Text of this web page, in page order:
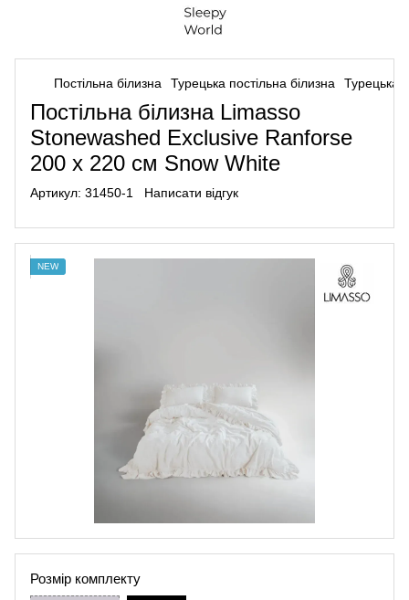
Постільна білизна Турецька постільна білизна Турецька
Постільна білизна Limasso
Stonewashed Exclusive Ranforse
200 х 220 см Snow White
Артикул: 31450-1 Написати відгук
NEW
Розмір комплекту